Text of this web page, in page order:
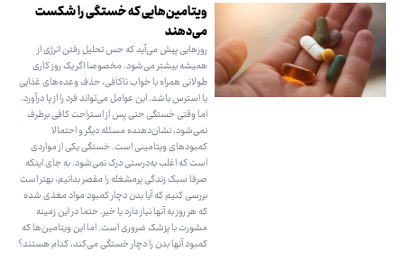
ویتامین‌هایی که خستگی را شکست
می‌دهند
روزهایی پیش می‌آید که حس تحلیل رفتن انرژی از
همیشه بیشتر می‌شود. مخصوصا اگر یک روز کاری
طولانی همراه با خواب ناکافی، حذف وعده‌های غذایی
یا استرس باشد. این عوامل می‌تواند فرد را از پا درآورد.
اما وقتی خستگی حتی پس از استراحت کافی برطرف
نمی‌شود، نشان‌دهنده مسئله دیگر و احتمالا
کمبودهای ویتامینی است. خستگی یکی از مواردی
است که اغلب به‌درستی درک نمی‌شود. به جای اینکه
صرفا سبک زندگی پرمشغله را مقصر بدانیم، بهتر است
بررسی کنیم که آیا بدن دچار کمبود مواد مغذی شده
که هر روز به آنها نیاز دارد یا خیر. حتما در این زمینه
مشورت با پزشک ضروری است. اما این ویتامین‌ها که
کمبود آنها بدن را دچار خستگی می‌کند، کدام هستند؟